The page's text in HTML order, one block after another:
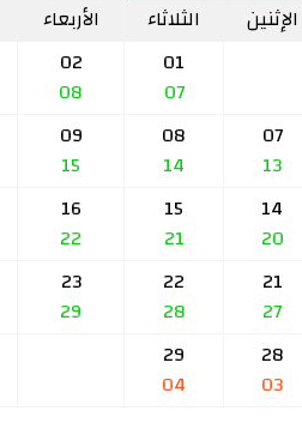
الإثنين الثلاثاء الأربعاء
01
07
02
08
07
13
08
14
09
15
14
20
15
21
16
22
21
27
22
28
23
29
28
03
29
04